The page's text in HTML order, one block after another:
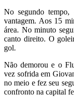
No segundo tempo,
vantagem. Aos 15
área. No minuto
canto direito. O
gol.
Não demorou e o
vez sofrida em
no meio e fez seu
confronto na capital